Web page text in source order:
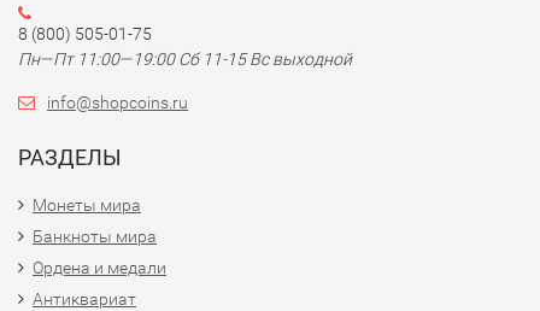
### 3. Элементы безопасности
- Ангольские банкноты имеют разнообразные элементы
- Водяные знаки.
- Микропечать и элементы, изменяющиеся при наклоне.
### 4.Экономическая ситуация
8 (800) 505-01-75
Пн—Пт 11:00—19:00 Сб 11-15 Вс выходной
info@shopcoins.ru
РАЗДЕЛЫ
Монеты мира
Банкноты мира
Ордена и медали
Антиквариат